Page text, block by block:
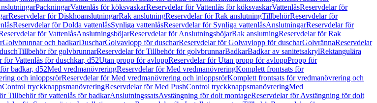
PackningarVattenlås för köksvaskarReservdelar för Vattenlås för köksvaskarVattenlåsReservdelar för
Reservdelar för DiskhoanslutningarRak anslutningReservdelar för Rak anslutningTillbehörReservdelar för
Reservdelar för Dolda vattenlåsSynliga vattenlåsReservdelar för Synliga vattenlåsAnslutningarReservdelar för
för VattenlåsAnslutningsböjarReservdelar för AnslutningsböjarRak anslutningReservdelar för Rak
Golvbrunnar och badkarDuscharGolvavlopp för duscharReservdelar för Golvavlopp för duscharGolvrännaReservdelar
Tillbehör för golvbrunnarReservdelar för Tillbehör för golvbrunnarBadkarBadkar av sanitetsakrylRektangulära
för Vattenlås för duschkar, d52Utan propp för avloppReservdelar för Utan propp för avloppPropp för
badkar, d52Med vredmanövreringReservdelar för Med vredmanövreringKomplett frontsats för
och inloppsrörReservdelar för Med vredmanövrering och inloppsrörKomplett frontsats för vredmanövrering och
tryckknappsmanövreringReservdelar för Med PushControl tryckknappsmanövreringMed
Tillbehör för vattenlås för badkarAnslutningssatsAvstängning för dolt montageReservdelar för Avstängning för dolt